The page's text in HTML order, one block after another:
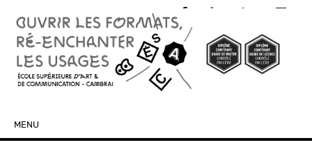
MENU